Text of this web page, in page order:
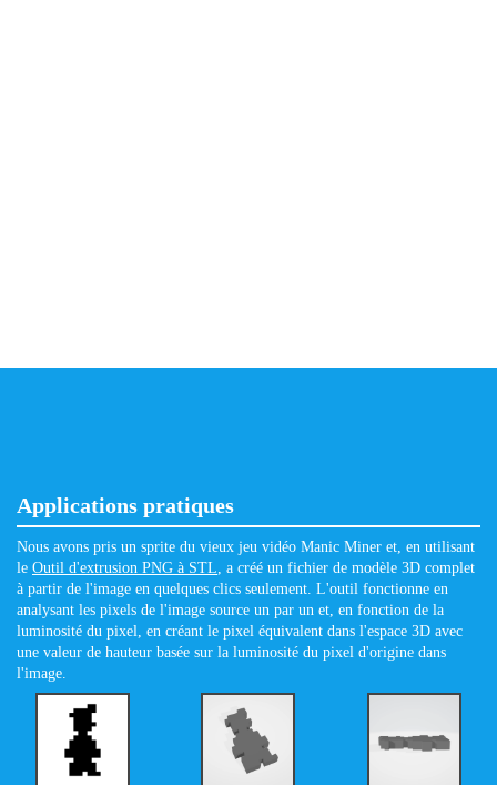
Applications pratiques
Nous avons pris un sprite du vieux jeu vidéo Manic Miner et, en utilisant
le Outil d'extrusion PNG à STL, a créé un fichier de modèle 3D complet
à partir de l'image en quelques clics seulement. L'outil fonctionne en
analysant les pixels de l'image source un par un et, en fonction de la
luminosité du pixel, en créant le pixel équivalent dans l'espace 3D avec
une valeur de hauteur basée sur la luminosité du pixel d'origine dans
l'image.